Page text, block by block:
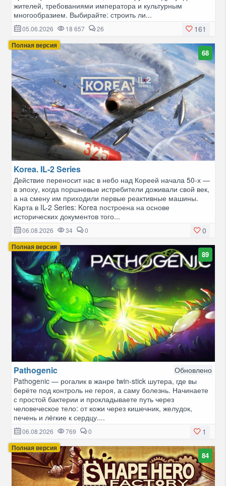
жителей, требованиями императора и культурным
многообразием. Выбирайте: строить ли...
161
05.06.2026 18 657 26
Полная версия
68
Korea. IL-2 Series
Действие переносит нас в небо над Кореей начала 50-х —
в эпоху, когда поршневые истребители доживали свой век,
а на смену им приходили первые реактивные машины.
Карта в IL-2 Series: Korea построена на основе
исторических документов того...
0
06.08.2026 34 0
Полная версия
89
Pathogenic
Обновлено
Pathogenic — рогалик в жанре twin-stick шутера, где вы
берёте под контроль не героя, а саму болезнь. Начинаете
с простой бактерии и прокладываете путь через
человеческое тело: от кожи через кишечник, желудок,
печень и лёгкие к сердцу....
1
06.08.2026 769 0
Полная версия
84